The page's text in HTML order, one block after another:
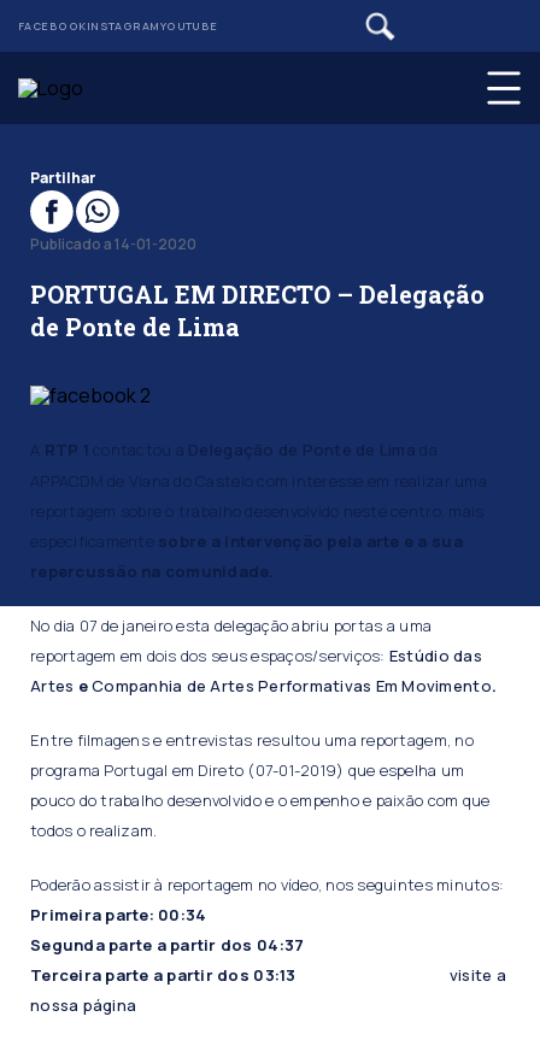
FACEBOOKINSTAGRAMYOUTUBE
Partilhar
Publicado a 14-01-2020
PORTUGAL EM DIRECTO – Delegação
de Ponte de Lima
A RTP 1 contactou a Delegação de Ponte de Lima da
APPACDM de Viana do Castelo com interesse em realizar uma
reportagem sobre o trabalho desenvolvido neste centro, mais
especificamente sobre a intervenção pela arte e a sua
repercussão na comunidade.
No dia 07 de janeiro esta delegação abriu portas a uma
reportagem em dois dos seus espaços/serviços: Estúdio das
Artes eCompanhia de Artes Performativas Em Movimento.
Entre filmagens e entrevistas resultou uma reportagem, no
programa Portugal em Direto (07-01-2019) que espelha um
pouco do trabalho desenvolvido e o empenho e paixão com que
todos o realizam.
Poderão assistir à reportagem no vídeo, nos seguintes minutos:
Primeira parte: 00:34
Segunda parte a partir dos 04:37
Terceira parte a partir dos 03:13 visite a
nossa página